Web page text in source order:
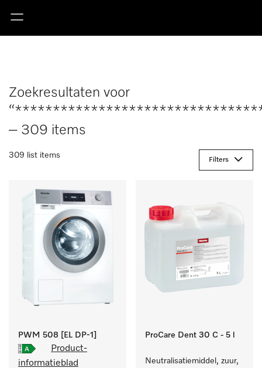
Zoekresultaten voor
– 309 items
309 list items
Filters
PWM 508 [EL DP-1]
Product-
informatieblad
ProCare Dent 30 C - 5 l
Neutralisatiemiddel, zuur,